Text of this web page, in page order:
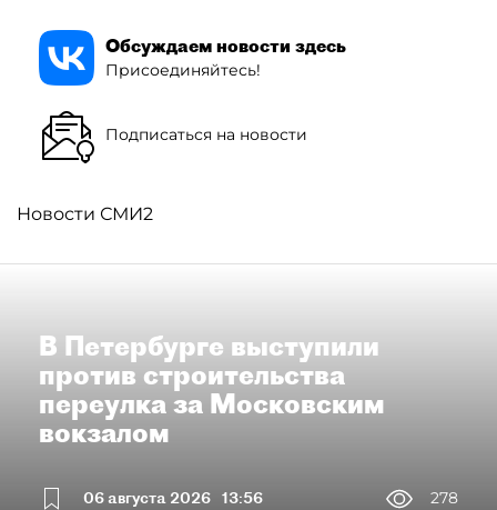
Обсуждаем новости здесь
Присоединяйтесь!
Подписаться на новости
Новости СМИ2
В Петербурге выступили
против строительства
переулка за Московским
вокзалом
06 августа 2026 13:56
278